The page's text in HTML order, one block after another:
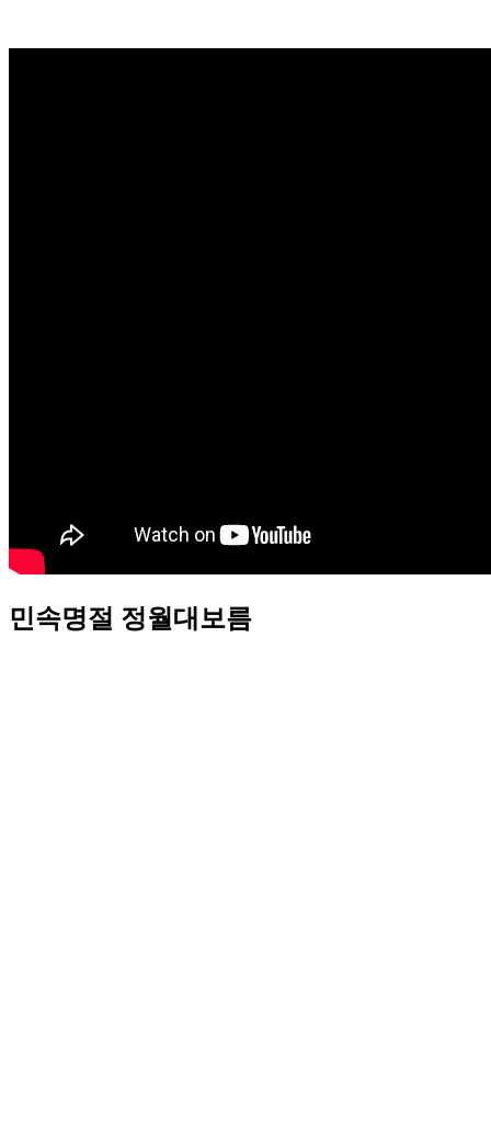
민속명절 정월대보름